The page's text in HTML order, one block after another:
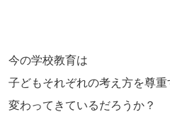
今の学校教育は
子どもそれぞれの考え方を尊重
変わってきているだろうか？